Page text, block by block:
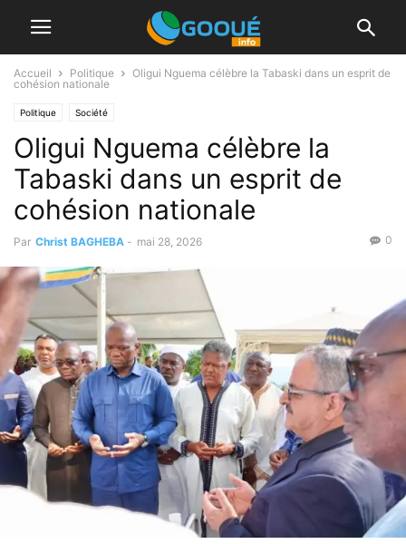
Accueil Politique
Oligui Nguema célèbre la Tabaski dans un esprit de
cohésion nationale
Politique Société
Oligui Nguema célèbre la
Tabaski dans un esprit de
cohésion nationale
Par Christ BAGHEBA - mai 28, 2026 0